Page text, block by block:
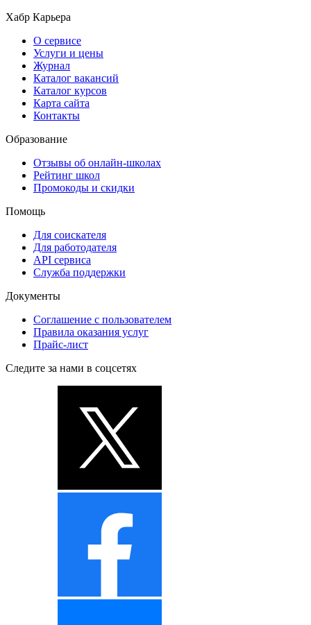
Хабр Карьера
О сервисе
Услуги и цены
Журнал
Каталог вакансий
Каталог курсов
Карта сайта
Контакты
Образование
Отзывы об онлайн-школах
Рейтинг школ
Промокоды и скидки
Помощь
Для соискателя
Для работодателя
API сервиса
Служба поддержки
Документы
Соглашение с пользователем
Правила оказания услуг
Прайс-лист
Следите за нами в соцсетях